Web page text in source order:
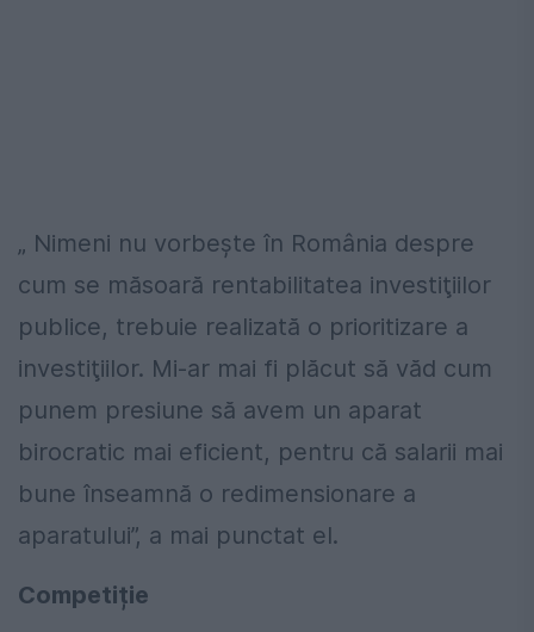
„ Nimeni nu vorbeşte în România despre
cum se măsoară rentabilitatea investiţiilor
publice, trebuie realizată o prioritizare a
investiţiilor. Mi-ar mai fi plăcut să văd cum
punem presiune să avem un aparat
birocratic mai eficient, pentru că salarii mai
bune înseamnă o redimensionare a
aparatului”, a mai punctat el.
Competiție